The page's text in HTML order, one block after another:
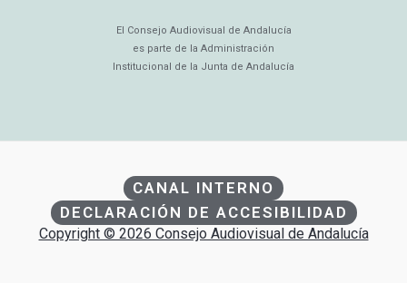
El Consejo Audiovisual de Andalucía
es parte de la Administración
Institucional de la Junta de Andalucía
CANAL INTERNO
DECLARACIÓN DE ACCESIBILIDAD
Copyright © 2026 Consejo Audiovisual de Andalucía